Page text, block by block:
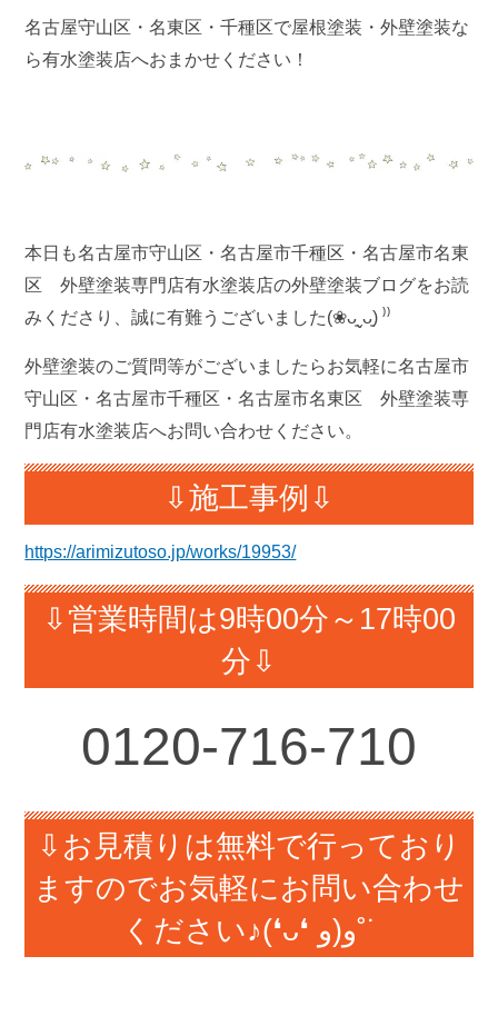
名古屋守山区・名東区・千種区で屋根塗装・外壁塗装な
ら有水塗装店へおまかせください！
本日も名古屋市守山区・名古屋市千種区・名古屋市名東
区 外壁塗装専門店有水塗装店の外壁塗装ブログをお読
みくださり、誠に有難うございました(❀ᴗ͈ˬᴗ͈) ⁾⁾
外壁塗装のご質問等がございましたらお気軽に名古屋市
守山区・名古屋市千種区・名古屋市名東区 外壁塗装専
門店有水塗装店へお問い合わせください。
⇩施工事例⇩
https://arimizutoso.jp/works/19953/
⇩営業時間は9時00分～17時00
分⇩
0120-716-710
⇩お見積りは無料で行っており
ますのでお気軽にお問い合わせ
ください♪(❛ᴗ❛ و(و˚˙